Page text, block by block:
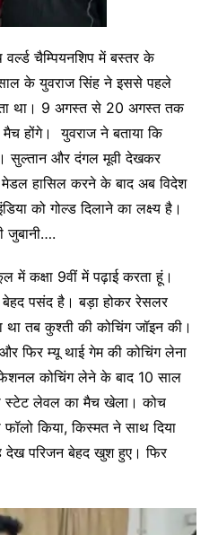
चैम्पियनशिप में बस्तर के
के युवराज सिंह ने इससे पहले
था। 9 अगस्त से 20 अगस्त तक
होंगे। युवराज ने बताया कि
सुल्तान और दंगल मूवी देखकर
हासिल करने के बाद अब विदेश
को गोल्ड दिलाने का लक्ष्य है।
जुबानी….
में कक्षा 9वीं में पढ़ाई करता हूं।
पसंद है। बड़ा होकर रेसलर
तब कुश्ती की कोचिंग जॉइन की।
फिर म्यू थाई गेम की कोचिंग लेना
कोचिंग लेने के बाद 10 साल
स्टेट लेवल का मैच खेला। कोच
किया, किस्मत ने साथ दिया
देख परिजन बेहद खुश हुए। फिर